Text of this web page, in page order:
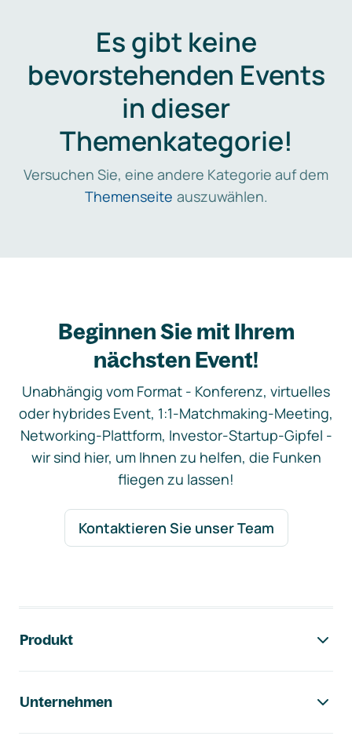
Es gibt keine
bevorstehenden Events
in dieser
Themenkategorie!
Versuchen Sie, eine andere Kategorie auf dem
Themenseite auszuwählen.
Beginnen Sie mit Ihrem
nächsten Event!
Unabhängig vom Format - Konferenz, virtuelles
oder hybrides Event, 1:1-Matchmaking-Meeting,
Networking-Plattform, Investor-Startup-Gipfel -
wir sind hier, um Ihnen zu helfen, die Funken
fliegen zu lassen!
Kontaktieren Sie unser Team
Produkt
Unternehmen